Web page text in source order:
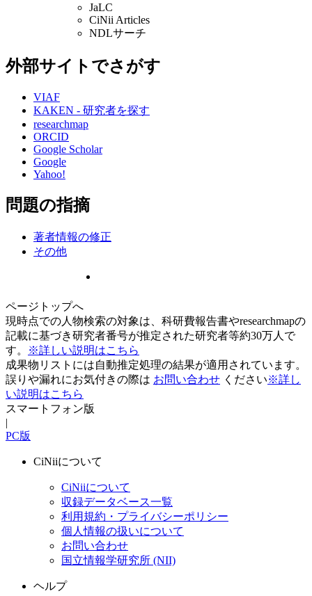
JaLC
CiNii Articles
NDLサーチ
外部サイトでさがす
VIAF
KAKEN - 研究者を探す
researchmap
ORCID
Google Scholar
Google
Yahoo!
問題の指摘
著者情報の修正
その他
ページトップへ
現時点での人物検索の対象は、科研費報告書やresearchmapの
記載に基づき研究者番号が推定された研究者等約30万人で
す。
※詳しい説明はこちら
成果物リストには自動推定処理の結果が適用されています。
誤りや漏れにお気付きの際は お問い合わせ ください※詳し
い説明はこちら
スマートフォン版
|
PC版
CiNiiについて
CiNiiについて
収録データベース一覧
利用規約・プライバシーポリシー
個人情報の扱いについて
お問い合わせ
国立情報学研究所 (NII)
ヘルプ